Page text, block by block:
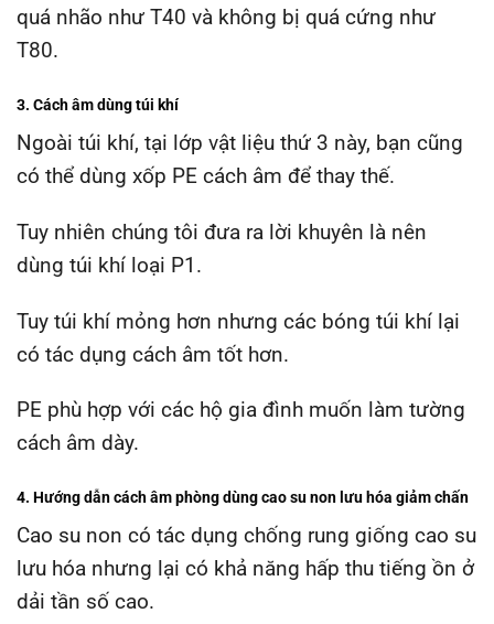
quá nhão như T40 và không bị quá cứng như
T80.
3. Cách âm dùng túi khí
Ngoài túi khí, tại lớp vật liệu thứ 3 này, bạn cũng
có thể dùng xốp PE cách âm để thay thế.
Tuy nhiên chúng tôi đưa ra lời khuyên là nên
dùng túi khí loại P1.
Tuy túi khí mỏng hơn nhưng các bóng túi khí lại
có tác dụng cách âm tốt hơn.
PE phù hợp với các hộ gia đình muốn làm tường
cách âm dày.
4. Hướng dẫn cách âm phòng dùng cao su non lưu hóa giảm chấn
Cao su non có tác dụng chống rung giống cao su
lưu hóa nhưng lại có khả năng hấp thu tiếng ồn ở
dải tần số cao.